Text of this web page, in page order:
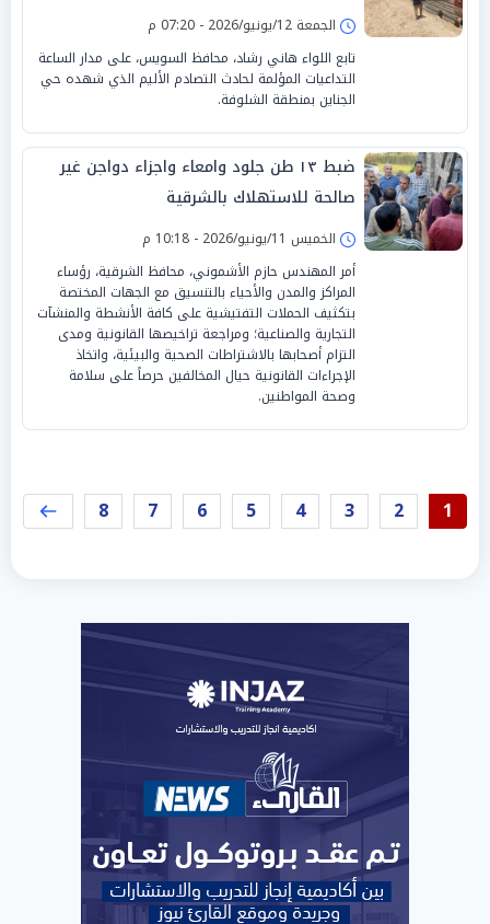
الجمعة 12/يونيو/2026 - 07:20 م
تابع اللواء هاني رشاد، محافظ السويس، على مدار الساعة
التداعيات المؤلمة لحادث التصادم الأليم الذي شهده حي
الجناين بمنطقة الشلوفة.
ضبط ١٣ طن جلود وامعاء واجزاء دواجن غير
صالحة للاستهلاك بالشرقية
الخميس 11/يونيو/2026 - 10:18 م
أمر المهندس حازم الأشموني، محافظ الشرقية، رؤساء
المراكز والمدن والأحياء بالتنسيق مع الجهات المختصة
بتكثيف الحملات التفتيشية على كافة الأنشطة والمنشآت
التجارية والصناعية؛ ومراجعة تراخيصها القانونية ومدى
التزام أصحابها بالاشتراطات الصحية والبيئية، واتخاذ
الإجراءات القانونية حيال المخالفين حرصاً على سلامة
وصحة المواطنين.
1
2
3
4
5
6
7
8